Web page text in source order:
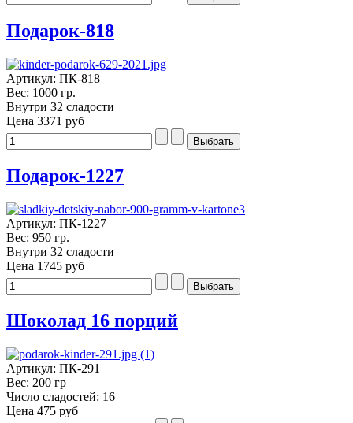
Подарок-818
Артикул: ПК-818
Вес: 1000 гр.
Внутри 32 сладости
Цена 3371 руб
Подарок-1227
Артикул: ПК-1227
Вес: 950 гр.
Внутри 32 сладости
Цена 1745 руб
Шоколад 16 порций
Артикул: ПК-291
Вес: 200 гр
Число сладостей: 16
Цена 475 руб